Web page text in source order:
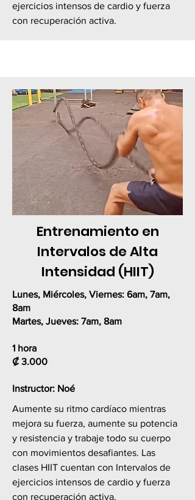
ejercicios intensos de cardio y fuerza
con recuperación activa.
Entrenamiento en
Intervalos de Alta
Intensidad (HIIT)
Lunes, Miércoles, Viernes: 6am, 7am,
8am
Martes, Jueves: 7am, 8am
1 hora
₡ 3.000
Instructor: Noé
Aumente su ritmo cardíaco mientras
mejora su fuerza, aumente su potencia
y resistencia y trabaje todo su cuerpo
con movimientos desafiantes. Las
clases HIIT cuentan con Intervalos de
ejercicios intensos de cardio y fuerza
con recuperación activa.